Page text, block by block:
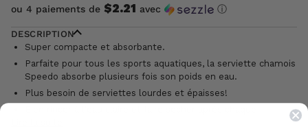
ou 4 paiements de $2.21 avec ⓘ
DESCRIPTION
Super compacte et absorbante.
Parfaite pour tous les sports aquatiques, la serviette chamois
Speedo absorbe plusieurs fois son poids en eau.
Plus besoin de serviettes lourdes et épaisses!